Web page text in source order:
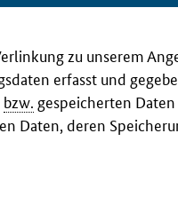
zu unserem
erfasst und
bzw. gespeicherten
Daten, deren